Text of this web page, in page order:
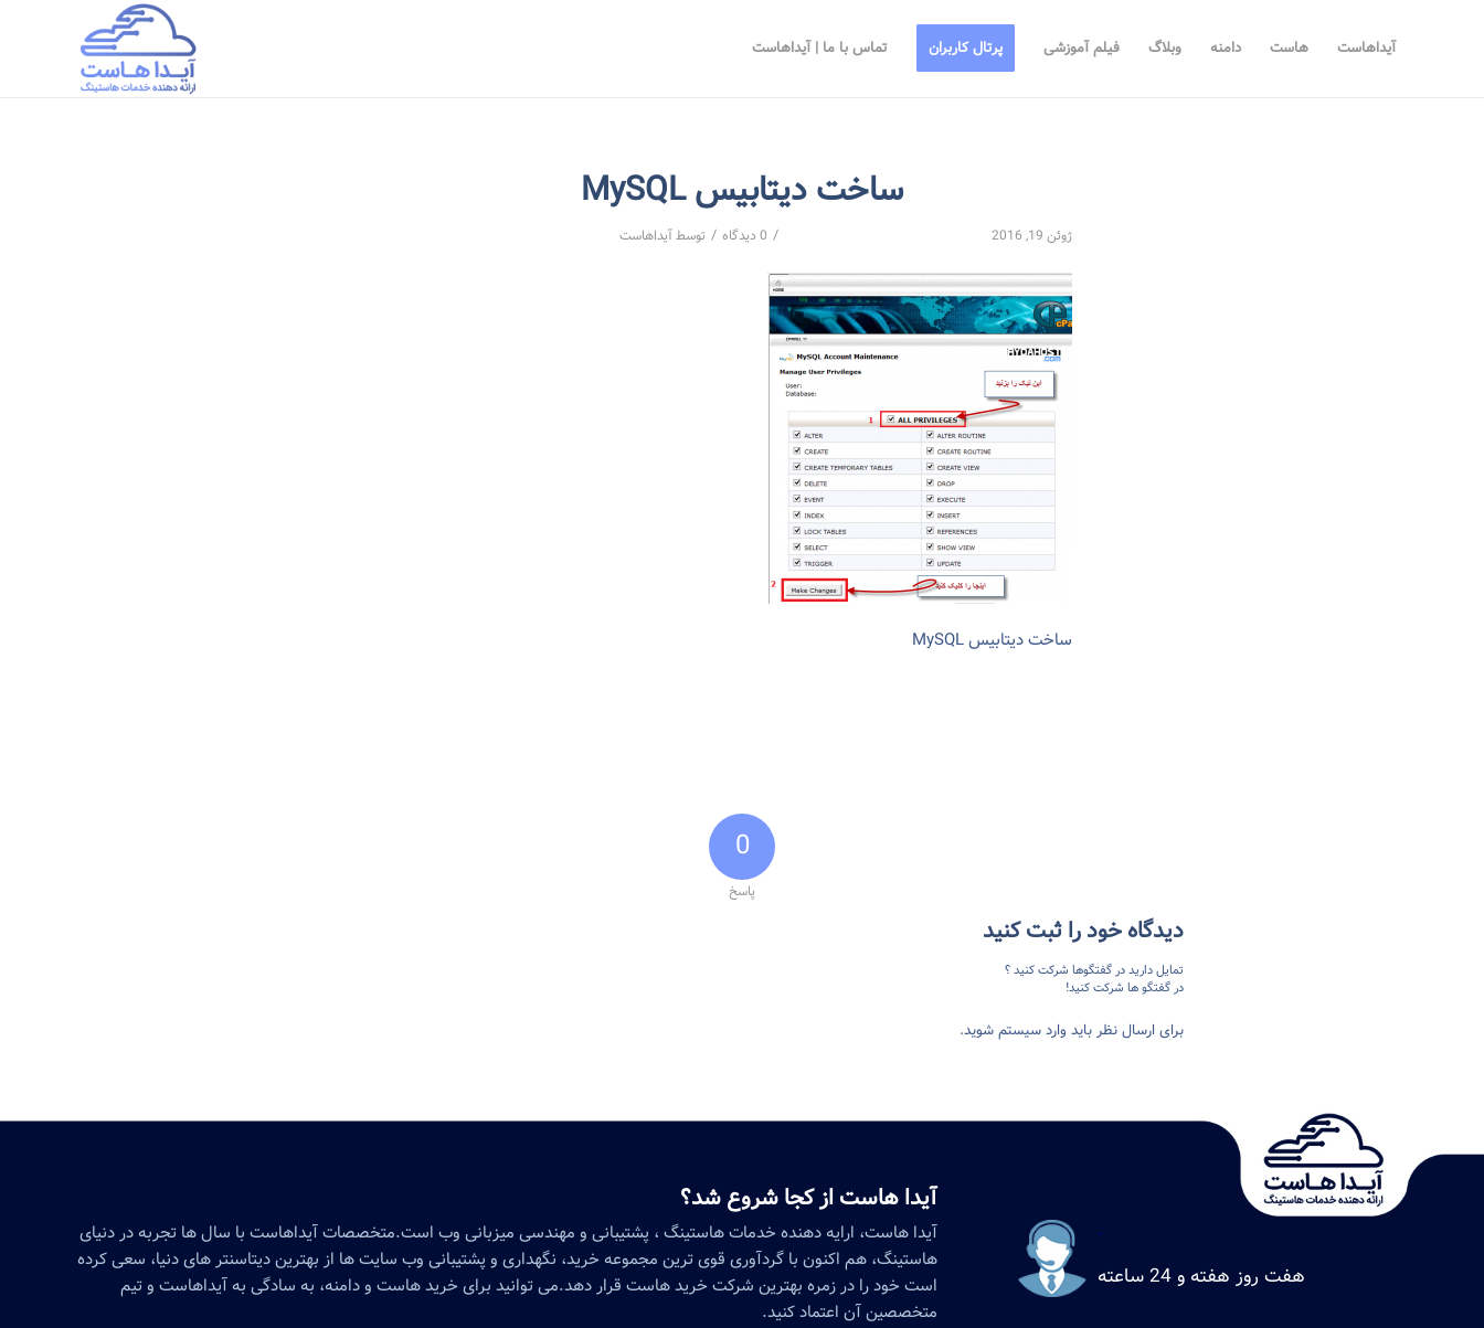
آیداهاست هاست دامنه وبلاگ فیلم آموزشی پرتال کاربران تماس با ما | آیداهاست
ساخت دیتابیس MySQL
ژوئن 19, 2016 / 0 دیدگاه / توسطآیداهاست
ساخت دیتابیس MySQL
0
پاسخ
دیدگاه خود را ثبت کنید
تمایل دارید در گفتگوها شرکت کنید ؟
در گفتگو ها شرکت کنید!
برای ارسال نظر باید وارد سیستم شوید.
.
هفت روز هفته و 24 ساعته
آیدا هاست از کجا شروع شد؟
آیدا هاست، ارایه دهنده خدمات هاستینگ ، پشتیبانی و مهندسی میزبانی وب است.متخصصات آیداهاست با سال ها تجربه در دنیای
هاستینگ، هم اکنون با گردآوری قوی ترین مجموعه خرید، نگهداری و پشتیبانی وب سایت ها از بهترین دیتاسنتر های دنیا، سعی کرده
است خود را در زمره بهترین شرکت خرید هاست قرار دهد.می توانید برای خرید هاست و دامنه، به سادگی به آیداهاست و تیم
متخصصین آن اعتماد کنید.